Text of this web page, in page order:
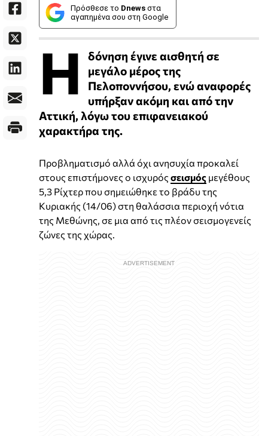
Πρόσθεσε το Dnews στα
αγαπημένα σου στη Google
Η
δόνηση έγινε αισθητή σε
μεγάλο μέρος της
Πελοποννήσου, ενώ αναφορές
υπήρξαν ακόμη και από την
Αττική, λόγω του επιφανειακού
χαρακτήρα της.
Προβληματισμό αλλά όχι ανησυχία προκαλεί
στους επιστήμονες ο ισχυρός σεισμός μεγέθους
5,3 Ρίχτερ που σημειώθηκε το βράδυ της
Κυριακής (14/06) στη θαλάσσια περιοχή νότια
της Μεθώνης, σε μια από τις πλέον σεισμογενείς
ζώνες της χώρας.